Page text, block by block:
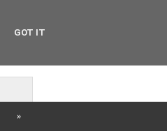
»
GOT IT